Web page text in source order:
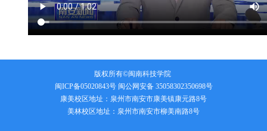
版权所有©闽南科技学院
闽ICP备05020843号 闽公网安备 35058302350698号
康美校区地址：泉州市南安市康美镇康元路8号
美林校区地址：泉州市南安市柳美南路8号